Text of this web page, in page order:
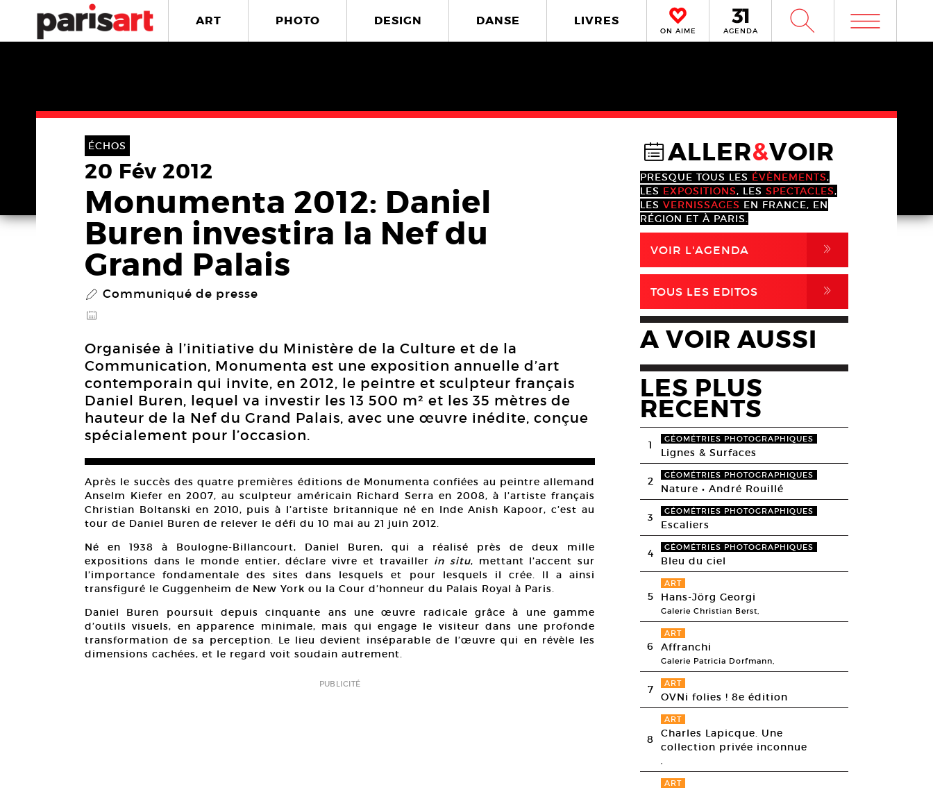
ART PHOTO DESIGN DANSE LIVRES
ON AIME AGENDA W m
ÉCHOS
20 Fév 2012
Monumenta 2012: Daniel
Buren investira la Nef du
Grand Palais
P Communiqué de presse
@
Organisée à l’initiative du Ministère de la Culture et de la
Communication, Monumenta est une exposition annuelle d’art
contemporain qui invite, en 2012, le peintre et sculpteur français
Daniel Buren, lequel va investir les 13 500 m² et les 35 mètres de
hauteur de la Nef du Grand Palais, avec une œuvre inédite, conçue
spécialement pour l’occasion.
Après le succès des quatre premières éditions de Monumenta confiées au peintre allemand
Anselm Kiefer en 2007, au sculpteur américain Richard Serra en 2008, à l’artiste français
Christian Boltanski en 2010, puis à l’artiste britannique né en Inde Anish Kapoor, c’est au
tour de Daniel Buren de relever le défi du 10 mai au 21 juin 2012.
Né en 1938 à Boulogne-Billancourt, Daniel Buren, qui a réalisé près de deux mille
expositions dans le monde entier, déclare vivre et travailler in situ, mettant l’accent sur
l’importance fondamentale des sites dans lesquels et pour lesquels il crée. Il a ainsi
transfiguré le Guggenheim de New York ou la Cour d’honneur du Palais Royal à Paris.
Daniel Buren poursuit depuis cinquante ans une œuvre radicale grâce à une gamme
d’outils visuels, en apparence minimale, mais qui engage le visiteur dans une profonde
transformation de sa perception. Le lieu devient inséparable de l’œuvre qui en révèle les
dimensions cachées, et le regard voit soudain autrement.
PUBLICITÉ
@ALLER&VOIR
PRESQUE TOUS LES ÉVÈNEMENTS,
LES EXPOSITIONS, LES SPECTACLES,
LES VERNISSAGES EN FRANCE, EN
RÉGION ET À PARIS.
VOIR L'AGENDA ,
TOUS LES EDITOS ,
A VOIR AUSSI
LES PLUS
RECENTS
1 GÉOMÉTRIES PHOTOGRAPHIQUES
Lignes & Surfaces
2 GÉOMÉTRIES PHOTOGRAPHIQUES
Nature • André Rouillé
3 GÉOMÉTRIES PHOTOGRAPHIQUES
Escaliers
4 GÉOMÉTRIES PHOTOGRAPHIQUES
Bleu du ciel
5
ART
Hans-Jörg Georgi
Galerie Christian Berst,
6
ART
Affranchi
Galerie Patricia Dorfmann,
7 ART
OVNi folies ! 8e édition
8
ART
Charles Lapicque. Une
collection privée inconnue
,
ART